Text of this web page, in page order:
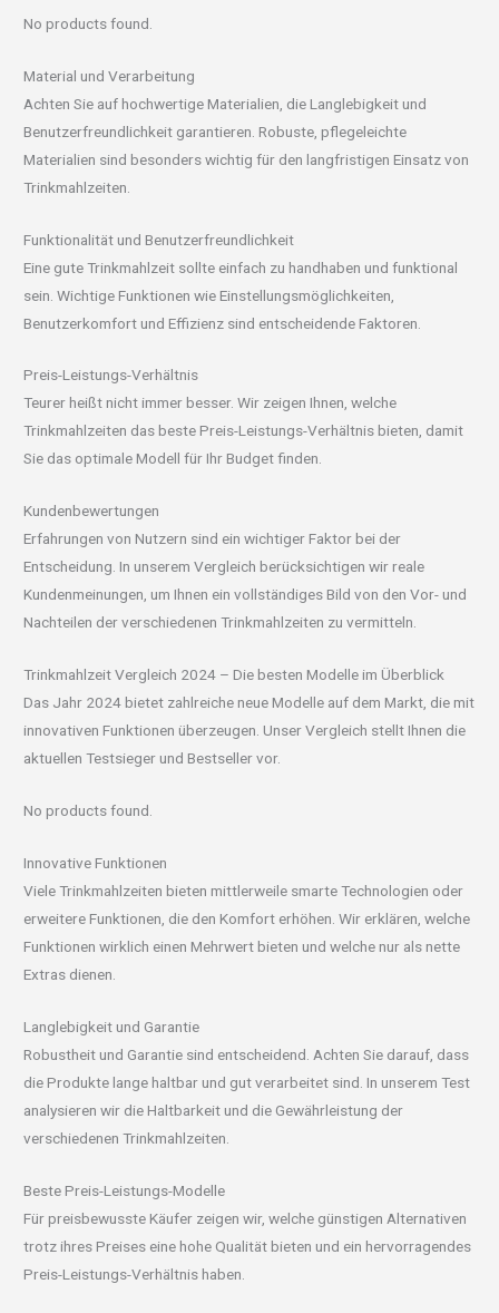
No products found.
Material und Verarbeitung
Achten Sie auf hochwertige Materialien, die Langlebigkeit und
Benutzerfreundlichkeit garantieren. Robuste, pflegeleichte
Materialien sind besonders wichtig für den langfristigen Einsatz von
Trinkmahlzeiten.
Funktionalität und Benutzerfreundlichkeit
Eine gute Trinkmahlzeit sollte einfach zu handhaben und funktional
sein. Wichtige Funktionen wie Einstellungsmöglichkeiten,
Benutzerkomfort und Effizienz sind entscheidende Faktoren.
Preis-Leistungs-Verhältnis
Teurer heißt nicht immer besser. Wir zeigen Ihnen, welche
Trinkmahlzeiten das beste Preis-Leistungs-Verhältnis bieten, damit
Sie das optimale Modell für Ihr Budget finden.
Kundenbewertungen
Erfahrungen von Nutzern sind ein wichtiger Faktor bei der
Entscheidung. In unserem Vergleich berücksichtigen wir reale
Kundenmeinungen, um Ihnen ein vollständiges Bild von den Vor- und
Nachteilen der verschiedenen Trinkmahlzeiten zu vermitteln.
Trinkmahlzeit Vergleich 2024 – Die besten Modelle im Überblick
Das Jahr 2024 bietet zahlreiche neue Modelle auf dem Markt, die mit
innovativen Funktionen überzeugen. Unser Vergleich stellt Ihnen die
aktuellen Testsieger und Bestseller vor.
No products found.
Innovative Funktionen
Viele Trinkmahlzeiten bieten mittlerweile smarte Technologien oder
erweitere Funktionen, die den Komfort erhöhen. Wir erklären, welche
Funktionen wirklich einen Mehrwert bieten und welche nur als nette
Extras dienen.
Langlebigkeit und Garantie
Robustheit und Garantie sind entscheidend. Achten Sie darauf, dass
die Produkte lange haltbar und gut verarbeitet sind. In unserem Test
analysieren wir die Haltbarkeit und die Gewährleistung der
verschiedenen Trinkmahlzeiten.
Beste Preis-Leistungs-Modelle
Für preisbewusste Käufer zeigen wir, welche günstigen Alternativen
trotz ihres Preises eine hohe Qualität bieten und ein hervorragendes
Preis-Leistungs-Verhältnis haben.